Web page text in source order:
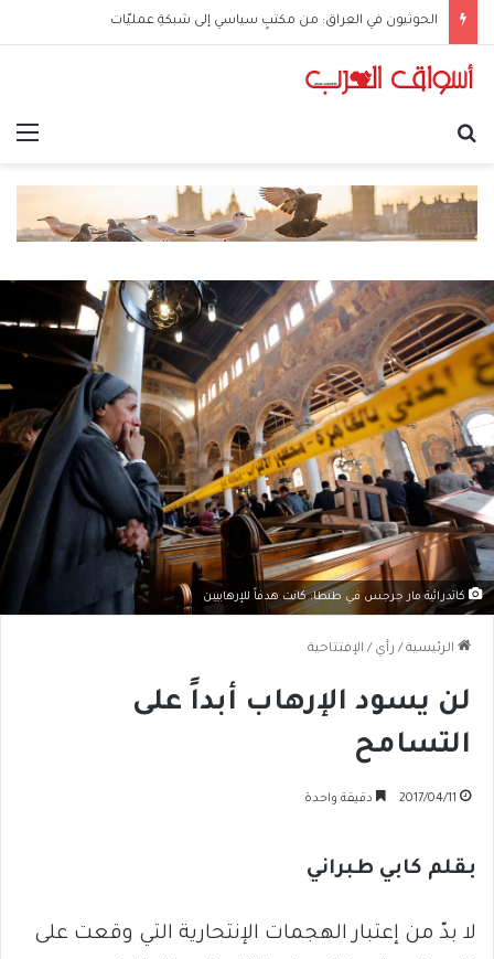
الحوثيون في العراق: من مكتبٍ سياسي إلى شبكةِ عمليّات
كاتدرائية مار جرجس في طنطا: كانت هدفاً للإرهابيين
الرئيسية / رأي / الإفتتاحية
لن يسود الإرهاب أبداً على
التسامح
2017/04/11 دقيقة واحدة
بقلم كابي طبراني
لا بدّ من إعتبار الهجمات الإنتحارية التي وقعت على